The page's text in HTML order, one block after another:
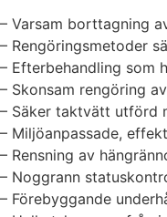
– Varsam borttagning
– Rengöringsmetoder
– Efterbehandling som
– Skonsam rengöring
– Säker taktvätt utförd
– Miljöanpassade,
– Rensning av
– Noggrann
– Förebyggande